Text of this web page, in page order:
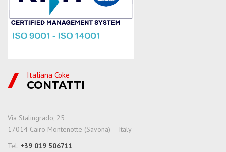
Italiana Coke
CONTATTI
Via Stalingrado, 25
17014 Cairo Montenotte (Savona) – Italy
Tel. +39 019 506711